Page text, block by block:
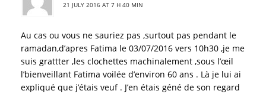
21 JULY 2016 AT 7 H 40 MIN
Au cas ou vous ne sauriez pas ,surtout pas pendant le
ramadan,d’apres Fatima le 03/07/2016 vers 10h30 ,je me
suis grattter ,les clochettes machinalement ,sous l’œil
l’bienveillant Fatima voilée d’environ 60 ans . Là je lui ai
expliqué que j’étais veuf . J’en étais géné de son regard